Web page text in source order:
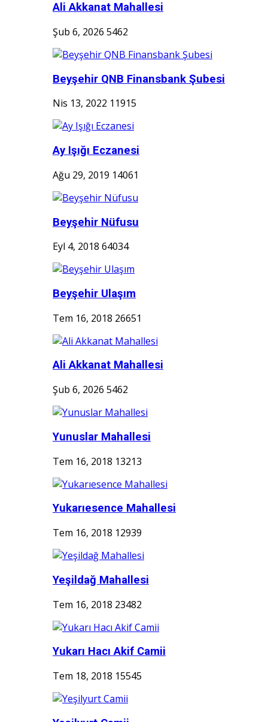
Ali Akkanat Mahallesi
Şub 6, 2026 5462
Beyşehir QNB Finansbank Şubesi
Nis 13, 2022 11915
Ay Işığı Eczanesi
Ağu 29, 2019 14061
Beyşehir Nüfusu
Eyl 4, 2018 64034
Beyşehir Ulaşım
Tem 16, 2018 26651
Ali Akkanat Mahallesi
Şub 6, 2026 5462
Yunuslar Mahallesi
Tem 16, 2018 13213
Yukarıesence Mahallesi
Tem 16, 2018 12939
Yeşildağ Mahallesi
Tem 16, 2018 23482
Yukarı Hacı Akif Camii
Tem 18, 2018 15545